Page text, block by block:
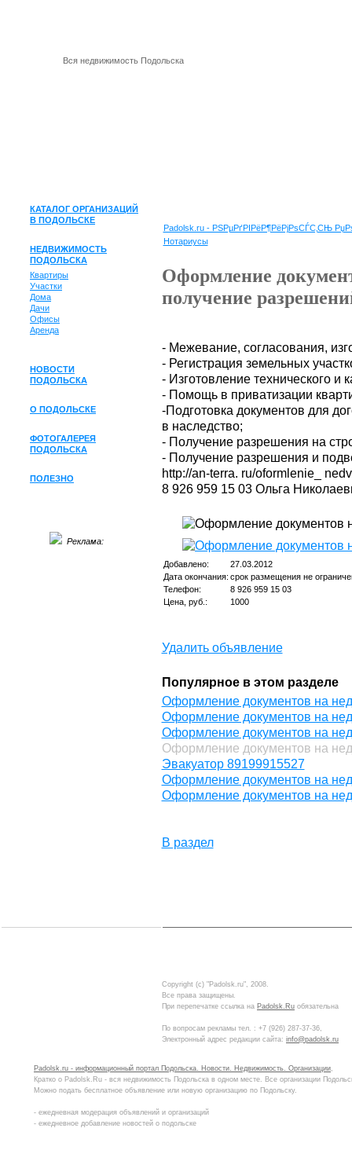
Вся недвижимость Подольска
КАТАЛОГ ОРГАНИЗАЦИЙ
В ПОДОЛЬСКЕ
НЕДВИЖИМОСТЬ
ПОДОЛЬСКА
Квартиры
Участки
Дома
Дачи
Офисы
Аренда
НОВОСТИ
ПОДОЛЬСКА
О ПОДОЛЬСКЕ
ФОТОГАЛЕРЕЯ
ПОДОЛЬСКА
ПОЛЕЗНО
Реклама:
Padolsk.ru - РЅРµРґРІРёР¶РёРјРѕСЃС‚СЊ
Нотариусы
Оформление
получение
- Межевание, согласования,
- Регистрация земельных
- Изготовление технического и
- Помощь в приватизации
-Подготовка документов для
в наследство;
- Получение разрешения на
- Получение разрешения и
http://an-terra. ru/oformlenie_
8 926 959 15 03 Ольга
Добавлено:
27.03.2012
Дата окончания: срок размещения не
Телефон:
8 926 959 15 03
Цена, руб.:
1000
Удалить объявление
Популярное в этом разделе
Оформление документов на
Оформление документов на
Оформление документов на
Оформление документов на
Эвакуатор 89199915527
Оформление документов на
Оформление документов на
В раздел
Copyright (c) "Padolsk.ru", 2008.
Все права защищены.
При перепечатке ссылка на Padolsk.Ru обязательна
По вопросам рекламы тел. : +7 (926) 287-37-36,
Электронный адрес редакции сайта: info@padolsk.ru
Padolsk.ru - информационный портал Подольска. Новости. Недвижимость. Организации,
Кратко о Padolsk.Ru - вся недвижимость Подольска в одном месте. Все организации
Можно подать бесплатное объявление или новую организацию по Подольску.
- ежедневная модерация объявлений и организаций
- ежедневное добавление новостей о подольске